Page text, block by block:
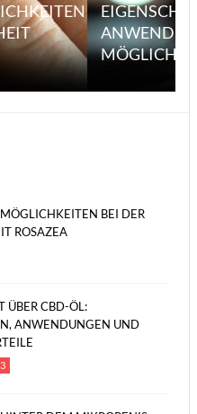
MÖGLICHE
BEI DER
ROSAZEA
ÜBER CBD-ÖL:
ANWENDUNGEN UND